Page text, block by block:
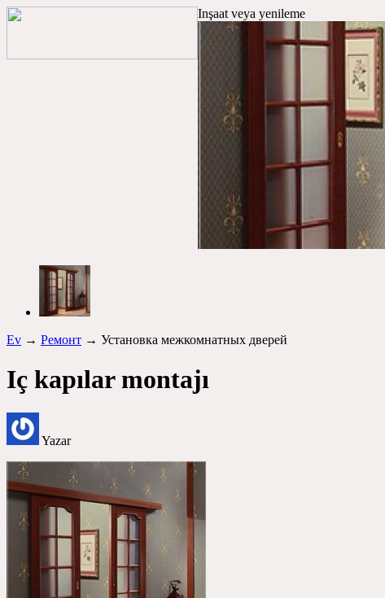
Inşaat veya yenileme
Ev → Ремонт → Установка межкомнатных дверей
Iç kapılar montajı
Yazar